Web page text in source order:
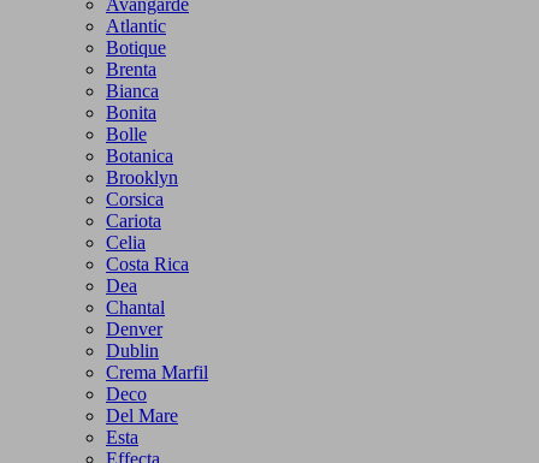
Atlantic
Botique
Brenta
Bianca
Bonita
Bolle
Botanica
Brooklyn
Corsica
Cariota
Celia
Costa Rica
Dea
Chantal
Denver
Dublin
Crema Marfil
Deco
Del Mare
Esta
Effecta